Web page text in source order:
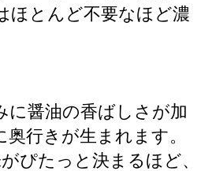
ほとんど不要なほど濃
に醤油の香ばしさが加
行きが生まれます。
ぴたっと決まるほど、